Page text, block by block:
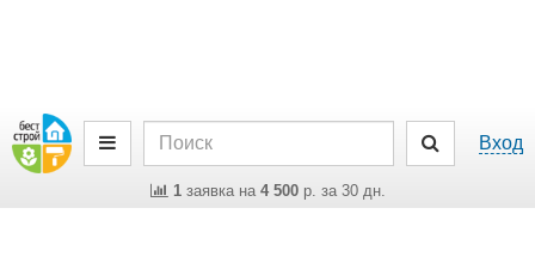
Вход
1заявка на 4 500р. за 30 дн.